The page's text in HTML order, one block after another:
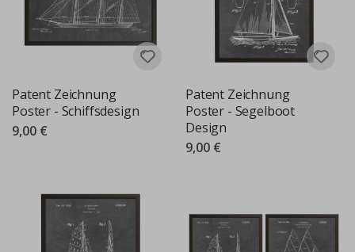
Patent Zeichnung
Poster - Schiffsdesign
9,00 €
Patent Zeichnung
Poster - Segelboot
Design
9,00 €